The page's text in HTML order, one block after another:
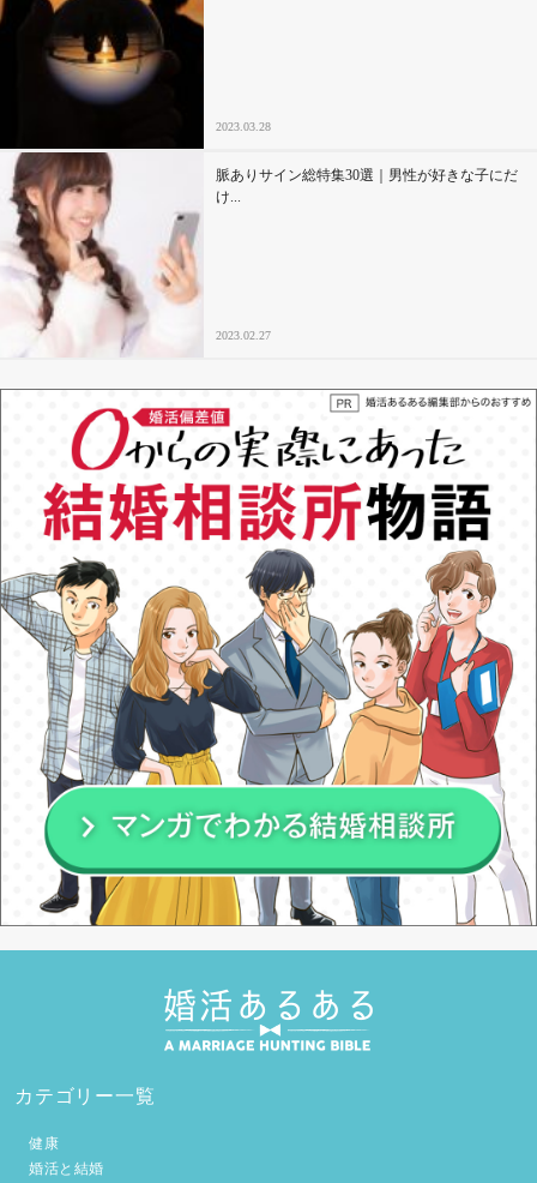
2023.03.28
脈ありサイン総特集30選｜男性が好きな子にだ
け...
2023.02.27
カテゴリー一覧
健康
婚活と結婚